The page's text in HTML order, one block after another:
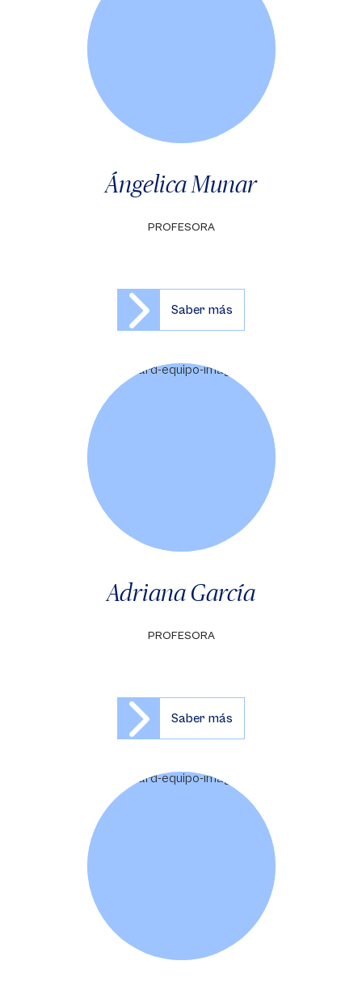
Ángelica Munar
PROFESORA
Saber más
Adriana García
PROFESORA
Saber más